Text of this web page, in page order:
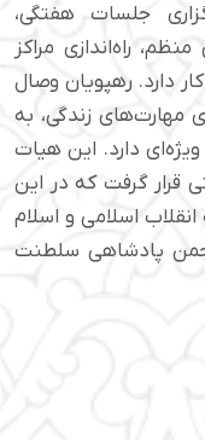
جلسات هفتگی،
راه‌اندازی مراکز
دارد. رهپویان وصال
مهارت‌های زندگی، به
دارد. این هیات
قرار گرفت که در این
به ۲۰۰ جانباز به انقلاب اسلامی و اسلام
پادشاهی سلطنت